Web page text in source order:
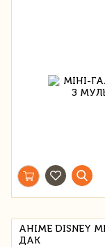
АНІМЕ DISNEY
ДАК